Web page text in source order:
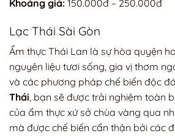
Khoảng giá: 150.000đ – 250.000đ
Lạc Thái Sài Gòn
Ẩm thực Thái Lan là sự hòa quyện
nguyên liệu tươi sống, gia vị thơm
và các phương pháp chế biến độc
Thái, bạn sẽ được trải nghiệm toàn
của ẩm thực xứ sở chùa vàng qua
mà được chế biến cẩn thận bởi các